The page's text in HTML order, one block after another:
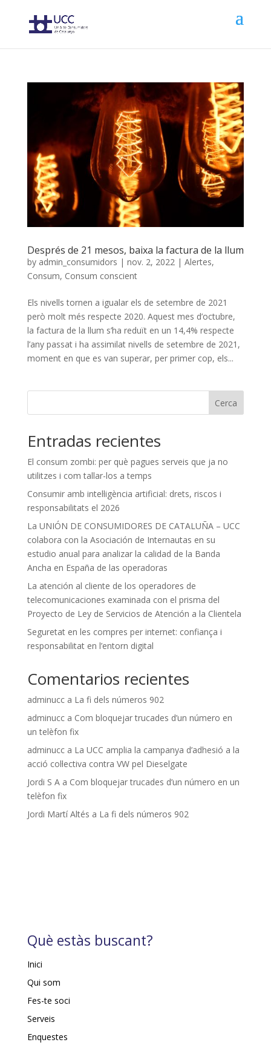
Després de 21 mesos, baixa la factura de la llum
by admin_consumidors | nov. 2, 2022| Alertes,
Consum, Consum conscient
Els nivells tornen a igualar els de setembre de 2021
però molt més respecte 2020. Aquest mes d’octubre,
la factura de la llum s’ha reduït en un 14,4% respecte
l’any passat i ha assimilat nivells de setembre de 2021,
moment en que es van superar, per primer cop, els...
Cerca
Entradas recientes
El consum zombi: per què pagues serveis que ja no
utilitzes i com tallar-los a temps
Consumir amb intel·ligència artificial: drets, riscos i
responsabilitats el 2026
La UNIÓN DE CONSUMIDORES DE CATALUÑA – UCC
colabora con la Asociación de Internautas en su
estudio anual para analizar la calidad de la Banda
Ancha en España de las operadoras
La atención al cliente de los operadores de
telecomunicaciones examinada con el prisma del
Proyecto de Ley de Servicios de Atención a la Clientela
Seguretat en les compres per internet: confiança i
responsabilitat en l’entorn digital
Comentarios recientes
adminucca La fi dels números 902
adminucca Com bloquejar trucades d’un número en
un telèfon fix
adminucca La UCC amplia la campanya d’adhesió a la
acció col·lectiva contra VW pel Dieselgate
Jordi S Aa Com bloquejar trucades d’un número en un
telèfon fix
Jordi Martí Altés a La fi dels números 902
Què estàs buscant?
Inici
Qui som
Fes-te soci
Serveis
Enquestes